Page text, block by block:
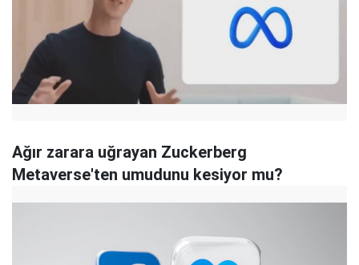
Ağır zarara uğrayan Zuckerberg
Metaverse'ten umudunu kesiyor mu?